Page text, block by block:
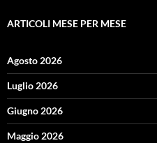
ARTICOLI MESE PER MESE
Agosto 2026
Luglio 2026
Giugno 2026
Maggio 2026